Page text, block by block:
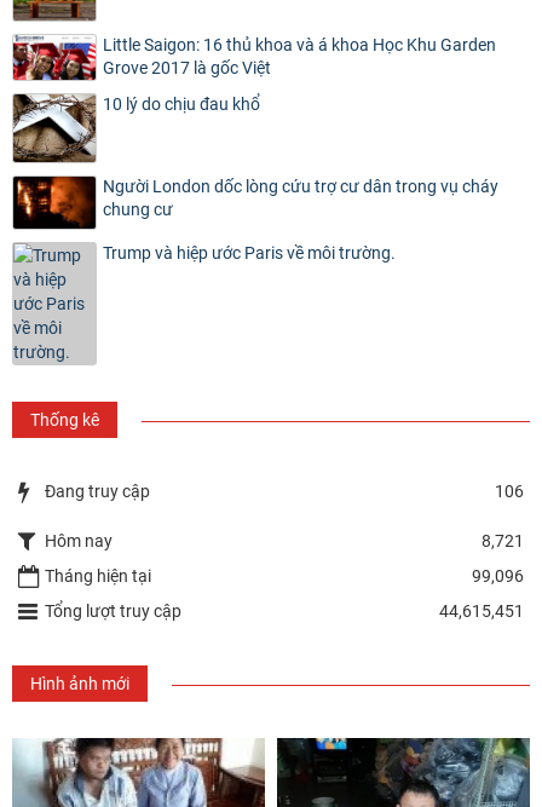
Little Saigon: 16 thủ khoa và á khoa Học Khu Garden
Grove 2017 là gốc Việt
10 lý do chịu đau khổ
Người London dốc lòng cứu trợ cư dân trong vụ cháy
chung cư
Trump và hiệp ước Paris về môi trường.
Thống kê
Đang truy cập 106
Hôm nay
8,721
Tháng hiện tại
99,096
Tổng lượt truy cập
44,615,451
Hình ảnh mới